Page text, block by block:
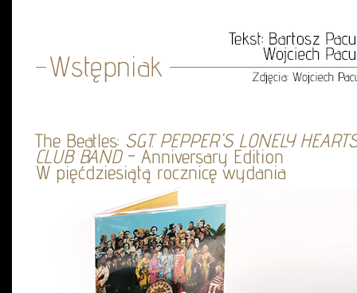
The Beatles: SGT. PEPPER'S LONELY
CLUB BAND- Anniversary Edition
W pięćdziesiątą rocznicę wydania